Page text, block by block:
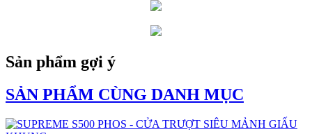
Sản phẩm gợi ý
SẢN PHẨM CÙNG DANH MỤC